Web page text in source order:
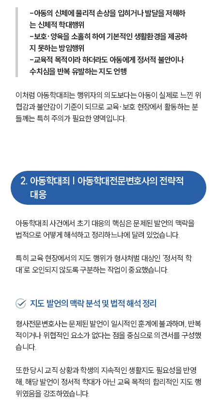
-아동의 신체에 물리적 손상을 입히거나 발달을 저해하
는 신체적 학대행위
-보호·양육을 소홀히 하여 기본적인 생활환경을 제공하
지 못하는 방임행위
-교육적 목적이라 하더라도 아동에게 정서적 불안이나
수치심을 반복 유발하는 지도 언행
이처럼 아동학대죄는 행위자의 의도보다는 아동이 실제로 느낀 위
협감과 불안감이 기준이 되므로 교육·보호 현장에서 활동하는 분
들께는 특히 주의가 필요한 영역입니다.
2. 아동학대죄 | 아동학대전문변호사의 전략적
대응
아동학대죄 사건에서 초기 대응의 핵심은 문제된 발언의 맥락을
법적으로 어떻게 해석하고 정리하느냐에 달려 있었습니다.
특히 교육 현장에서의 지도 행위가 형사처벌 대상인 ‘정서적 학
대’로 오인되지 않도록 구분하는 작업이 중요했습니다.
지도 발언의 맥락 분석 및 법적 해석 정리
형사전문변호사는 문제된 발언이 일시적인 훈계에 불과하며, 반복
적이거나 위협적인 요소가 없다는 점을 중심으로 의견서를 구성했
습니다.
또한 당시 교직 상황과 학생의 지속적인 생활지도 필요성을 반영
해, 해당 발언이 정서적 학대가 아닌 교육 목적의 합리적인 지도 행
위였음을 강조하였습니다.